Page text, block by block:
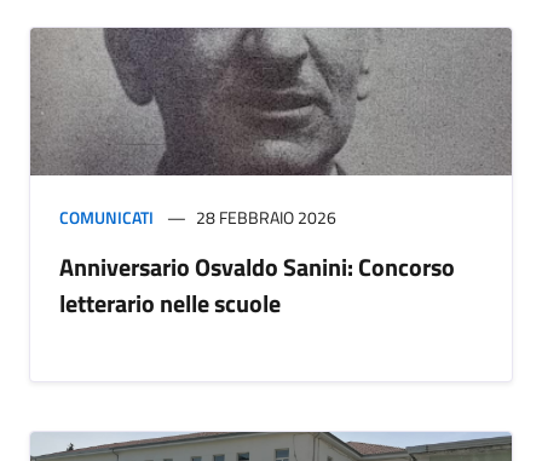
COMUNICATI 28 FEBBRAIO 2026
Anniversario Osvaldo Sanini: Concorso
letterario nelle scuole